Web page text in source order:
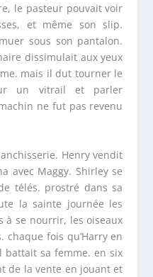
le pasteur pouvait voir
et même son slip.
sous son pantalon.
dissimulait aux yeux
mais il dut tourner le
un vitrail et parler
ne fut pas revenu
Henry vendit
avec Maggy. Shirley se
télés. prostré dans sa
la sainte journée les
à se nourrir, les oiseaux
fois qu’Harry en
sa femme. en six
de la vente en jouant et